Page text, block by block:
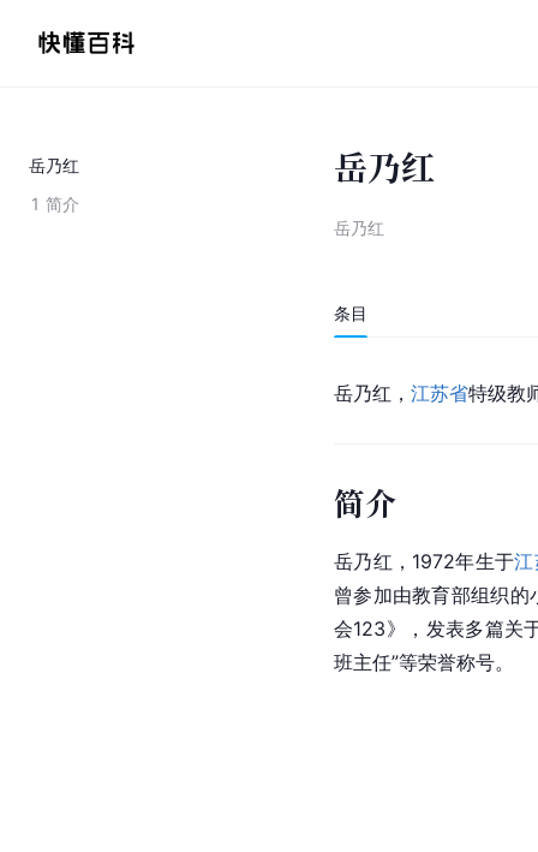
岳乃红
1 简介
岳乃红
岳乃红
条目
岳乃红， 江苏省特级教
简介
岳乃红，1972年生于
曾参加由教育部组织
会123》，发表多篇关
班主任”等荣誉称号。